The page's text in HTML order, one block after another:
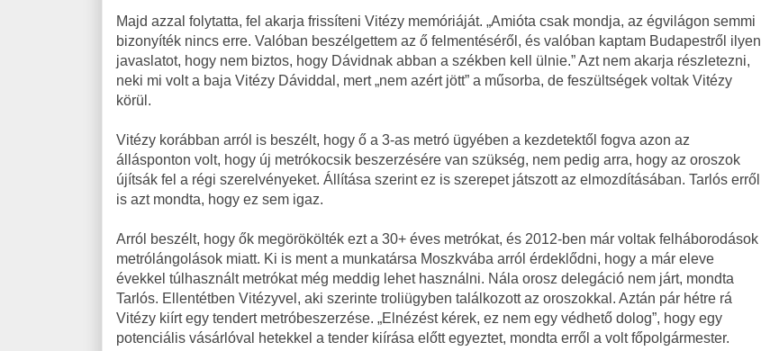
Majd azzal folytatta, fel akarja frissíteni Vitézy memóriáját. „Amióta csak mondja, az égvilágon semmi
bizonyíték nincs erre. Valóban beszélgettem az ő felmentéséről, és valóban kaptam Budapestről ilyen
javaslatot, hogy nem biztos, hogy Dávidnak abban a székben kell ülnie.” Azt nem akarja részletezni,
neki mi volt a baja Vitézy Dáviddal, mert „nem azért jött” a műsorba, de feszültségek voltak Vitézy
körül.
Vitézy korábban arról is beszélt, hogy ő a 3-as metró ügyében a kezdetektől fogva azon az
állásponton volt, hogy új metrókocsik beszerzésére van szükség, nem pedig arra, hogy az oroszok
újítsák fel a régi szerelvényeket. Állítása szerint ez is szerepet játszott az elmozdításában. Tarlós erről
is azt mondta, hogy ez sem igaz.
Arról beszélt, hogy ők megörökölték ezt a 30+ éves metrókat, és 2012-ben már voltak felháborodások
metrólángolások miatt. Ki is ment a munkatársa Moszkvába arról érdeklődni, hogy a már eleve
évekkel túlhasznált metrókat még meddig lehet használni. Nála orosz delegáció nem járt, mondta
Tarlós. Ellentétben Vitézyvel, aki szerinte troliügyben találkozott az oroszokkal. Aztán pár hétre rá
Vitézy kiírt egy tendert metróbeszerzése. „Elnézést kérek, ez nem egy védhető dolog”, hogy egy
potenciális vásárlóval hetekkel a tender kiírása előtt egyeztet, mondta erről a volt főpolgármester.